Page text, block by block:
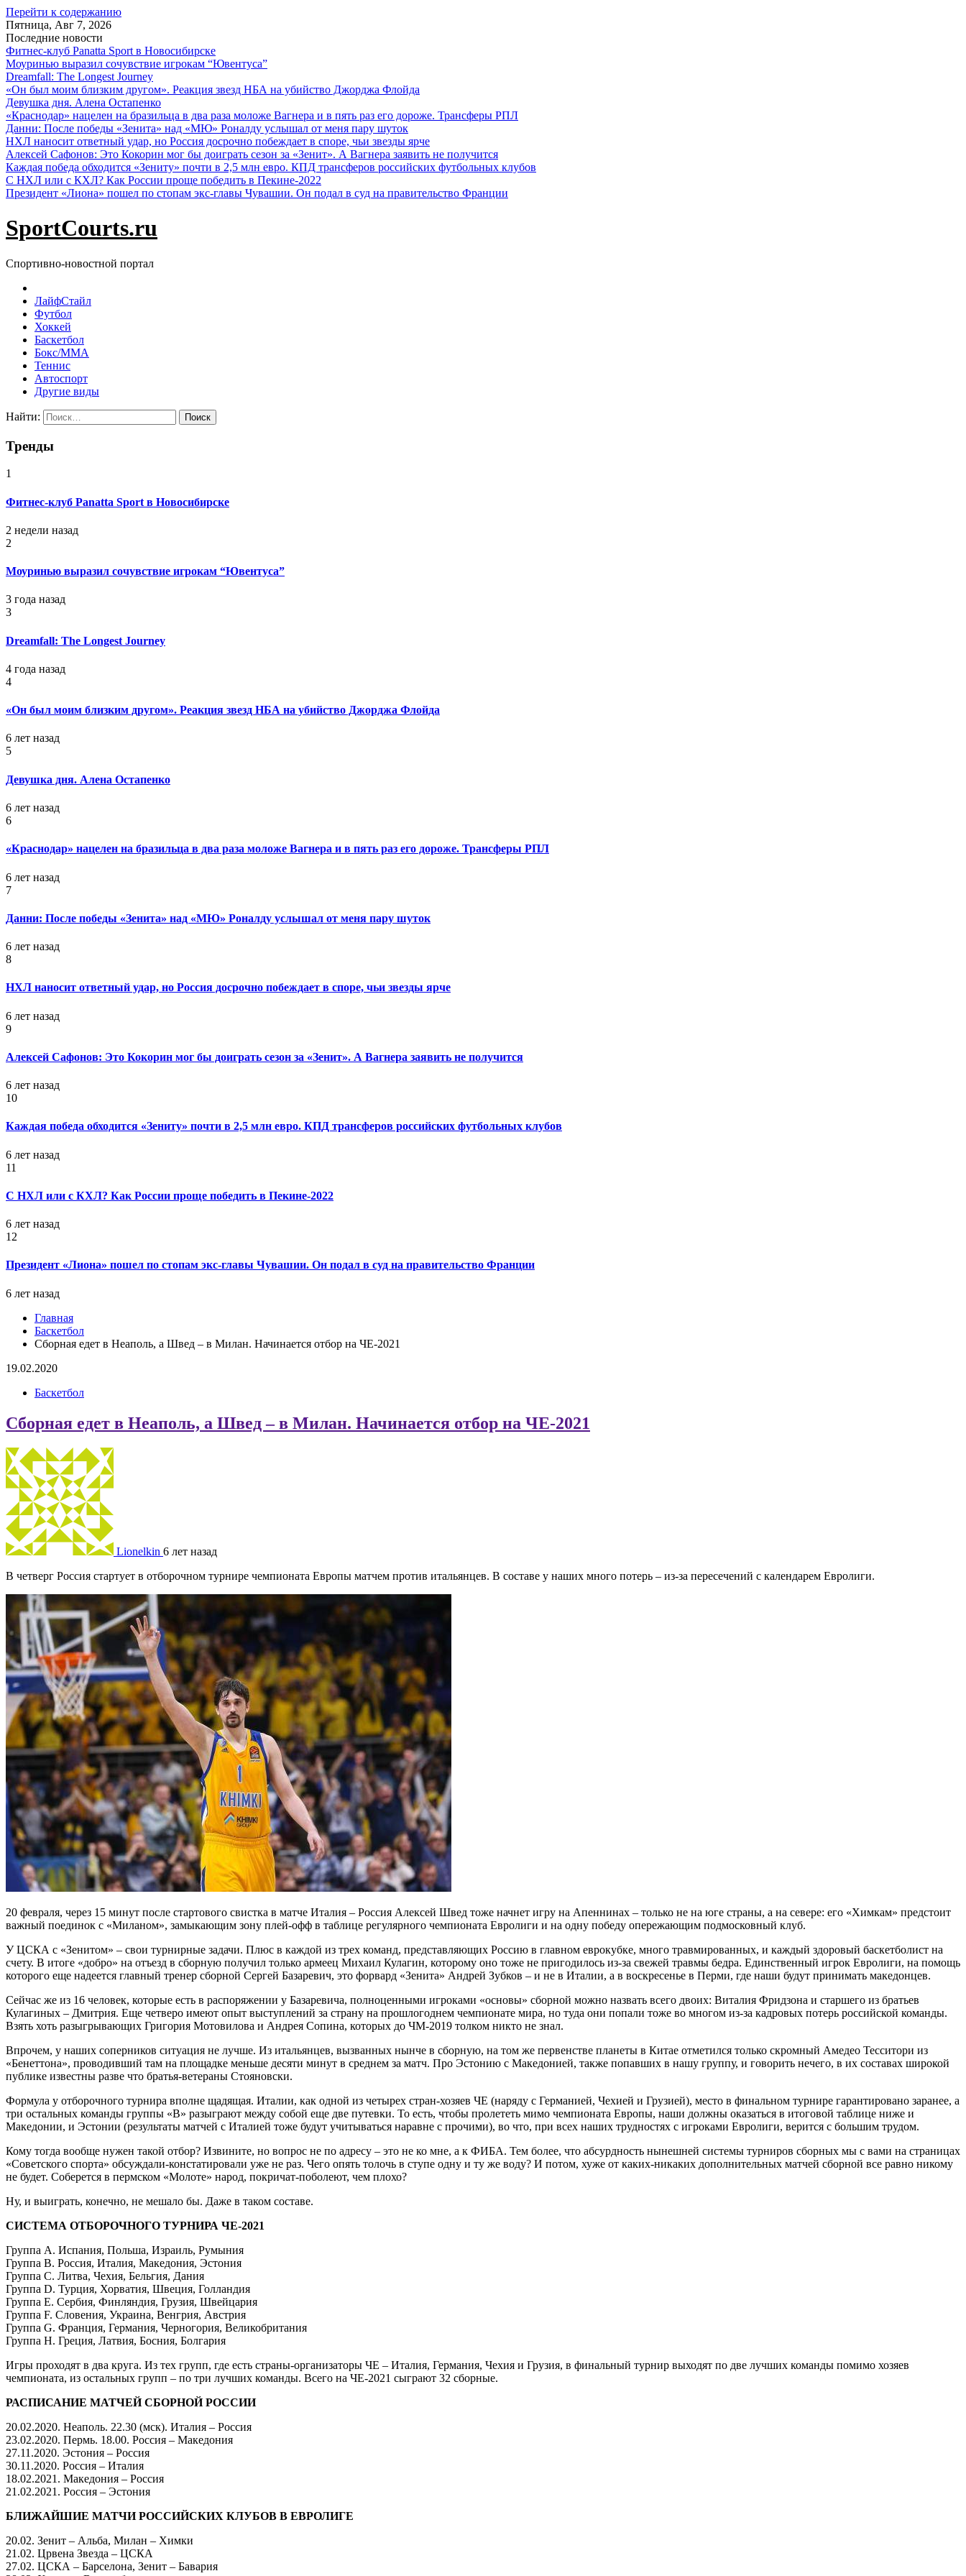
Перейти к содержанию
Пятница, Авг 7, 2026
Последние новости
Фитнес-клуб Panatta Sport в Новосибирске
Моуринью выразил сочувствие игрокам “Ювентуса”
Dreamfall: The Longest Journey
«Он был моим близким другом». Реакция звезд НБА на убийство Джорджа Флойда
Девушка дня. Алена Остапенко
«Краснодар» нацелен на бразильца в два раза моложе Вагнера и в пять раз его дороже. Трансферы РПЛ
Данни: После победы «Зенита» над «МЮ» Роналду услышал от меня пару шуток
НХЛ наносит ответный удар, но Россия досрочно побеждает в споре, чьи звезды ярче
Алексей Сафонов: Это Кокорин мог бы доиграть сезон за «Зенит». А Вагнера заявить не получится
Каждая победа обходится «Зениту» почти в 2,5 млн евро. КПД трансферов российских футбольных клубов
С НХЛ или с КХЛ? Как России проще победить в Пекине-2022
Президент «Лиона» пошел по стопам экс-главы Чувашии. Он подал в суд на правительство Франции
SportCourts.ru
Спортивно-новостной портал
ЛайфСтайл
Футбол
Хоккей
Баскетбол
Бокс/MMA
Теннис
Автоспорт
Другие виды
Найти:
Тренды
1
Фитнес-клуб Panatta Sport в Новосибирске
2 недели назад
2
Моуринью выразил сочувствие игрокам “Ювентуса”
3 года назад
3
Dreamfall: The Longest Journey
4 года назад
4
«Он был моим близким другом». Реакция звезд НБА на убийство Джорджа Флойда
6 лет назад
5
Девушка дня. Алена Остапенко
6 лет назад
6
«Краснодар» нацелен на бразильца в два раза моложе Вагнера и в пять раз его дороже. Трансферы РПЛ
6 лет назад
7
Данни: После победы «Зенита» над «МЮ» Роналду услышал от меня пару шуток
6 лет назад
8
НХЛ наносит ответный удар, но Россия досрочно побеждает в споре, чьи звезды ярче
6 лет назад
9
Алексей Сафонов: Это Кокорин мог бы доиграть сезон за «Зенит». А Вагнера заявить не получится
6 лет назад
10
Каждая победа обходится «Зениту» почти в 2,5 млн евро. КПД трансферов российских футбольных клубов
6 лет назад
11
С НХЛ или с КХЛ? Как России проще победить в Пекине-2022
6 лет назад
12
Президент «Лиона» пошел по стопам экс-главы Чувашии. Он подал в суд на правительство Франции
6 лет назад
Главная
Баскетбол
Сборная едет в Неаполь, а Швед – в Милан. Начинается отбор на ЧЕ-2021
19.02.2020
Баскетбол
Сборная едет в Неаполь, а Швед – в Милан. Начинается отбор на ЧЕ-2021
Lionelkin 6 лет назад
В четверг Россия стартует в отборочном турнире чемпионата Европы матчем против итальянцев. В составе у наших много потерь – из-за пересечений с календарем Евролиги.
20 февраля, через 15 минут после стартового свистка в матче Италия – Россия Алексей Швед тоже начнет игру на Апеннинах – только не на юге страны, а на севере: его «Химкам» предстоит
важный поединок с «Миланом», замыкающим зону плей-офф в таблице регулярного чемпионата Евролиги и на одну победу опережающим подмосковный клуб.
У ЦСКА с «Зенитом» – свои турнирные задачи. Плюс в каждой из трех команд, представляющих Россию в главном еврокубке, много травмированных, и каждый здоровый баскетболист на
счету. В итоге «добро» на отъезд в сборную получил только армеец Михаил Кулагин, которому оно тоже не пригодилось из-за свежей травмы бедра. Единственный игрок Евролиги, на помощь
которого еще надеется главный тренер сборной Сергей Базаревич, это форвард «Зенита» Андрей Зубков – и не в Италии, а в воскресенье в Перми, где наши будут принимать македонцев.
Сейчас же из 16 человек, которые есть в распоряжении у Базаревича, полноценными игроками «основы» сборной можно назвать всего двоих: Виталия Фридзона и старшего из братьев
Кулагиных – Дмитрия. Еще четверо имеют опыт выступлений за страну на прошлогоднем чемпионате мира, но туда они попали тоже во многом из-за кадровых потерь российской команды.
Взять хоть разыгрывающих Григория Мотовилова и Андрея Сопина, которых до ЧМ-2019 толком никто не знал.
Впрочем, у наших соперников ситуация не лучше. Из итальянцев, вызванных нынче в сборную, на том же первенстве планеты в Китае отметился только скромный Амедео Тесситори из
«Бенеттона», проводивший там на площадке меньше десяти минут в среднем за матч. Про Эстонию с Македонией, также попавших в нашу группу, и говорить нечего, в их составах широкой
публике известны разве что братья-ветераны Стояновски.
Формула у отборочного турнира вполне щадящая. Италии, как одной из четырех стран-хозяев ЧЕ (наряду с Германией, Чехией и Грузией), место в финальном турнире гарантировано заранее, а
три остальных команды группы «В» разыграют между собой еще две путевки. То есть, чтобы пролететь мимо чемпионата Европы, наши должны оказаться в итоговой таблице ниже и
Македонии, и Эстонии (результаты матчей с Италией тоже будут учитываться наравне с прочими), во что, при всех наших трудностях с игроками Евролиги, верится с большим трудом.
Кому тогда вообще нужен такой отбор? Извините, но вопрос не по адресу – это не ко мне, а к ФИБА. Тем более, что абсурдность нынешней системы турниров сборных мы с вами на страницах
«Советского спорта» обсуждали-констатировали уже не раз. Чего опять толочь в ступе одну и ту же воду? И потом, хуже от каких-никаких дополнительных матчей сборной все равно никому
не будет. Соберется в пермском «Молоте» народ, покричат-поболеют, чем плохо?
Ну, и выиграть, конечно, не мешало бы. Даже в таком составе.
СИСТЕМА ОТБОРОЧНОГО ТУРНИРА ЧЕ-2021
Группа А. Испания, Польша, Израиль, Румыния
Группа В. Россия, Италия, Македония, Эстония
Группа С. Литва, Чехия, Бельгия, Дания
Группа D. Турция, Хорватия, Швеция, Голландия
Группа Е. Сербия, Финляндия, Грузия, Швейцария
Группа F. Словения, Украина, Венгрия, Австрия
Группа G. Франция, Германия, Черногория, Великобритания
Группа Н. Греция, Латвия, Босния, Болгария
Игры проходят в два круга. Из тех групп, где есть страны-организаторы ЧЕ – Италия, Германия, Чехия и Грузия, в финальный турнир выходят по две лучших команды помимо хозяев
чемпионата, из остальных групп – по три лучших команды. Всего на ЧЕ-2021 сыграют 32 сборные.
РАСПИСАНИЕ МАТЧЕЙ СБОРНОЙ РОССИИ
20.02.2020. Неаполь. 22.30 (мск). Италия – Россия
23.02.2020. Пермь. 18.00. Россия – Македония
27.11.2020. Эстония – Россия
30.11.2020. Россия – Италия
18.02.2021. Македония – Россия
21.02.2021. Россия – Эстония
БЛИЖАЙШИЕ МАТЧИ РОССИЙСКИХ КЛУБОВ В ЕВРОЛИГЕ
20.02. Зенит – Альба, Милан – Химки
21.02. Црвена Звезда – ЦСКА
27.02. ЦСКА – Барселона, Зенит – Бавария